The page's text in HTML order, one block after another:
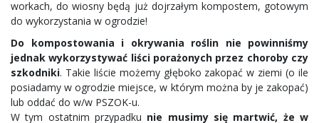
workach, do wiosny będą już dojrzałym kompostem, gotowym
do wykorzystania w ogrodzie!
Do kompostowania i okrywania roślin nie powinniśmy
jednak wykorzystywać liści porażonych przez choroby czy
szkodniki. Takie liście możemy głęboko zakopać w ziemi (o ile
posiadamy w ogrodzie miejsce, w którym można by je zakopać)
lub oddać do w/w PSZOK-u.
W tym ostatnim przypadku nie musimy się martwić, że w